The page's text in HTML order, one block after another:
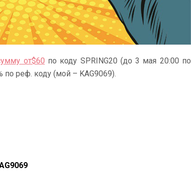
от$60 по коду SPRING20 (до 3 мая 20:00 по
реф. коду (мой – KAG9069).